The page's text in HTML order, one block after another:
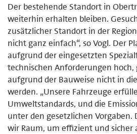
Der bestehende Standort in
weiterhin erhalten bleiben.
zusätzlicher Standort in der
nicht ganz einfach“, so Vogl. Der
aufgrund der eingesetzten
technischen Anforderungen hoch,
aufgrund der Bauweise nicht in
werden. „Unsere Fahrzeuge
Umweltstandards, und die
unter den gesetzlichen Vorgaben.
wir Raum, um effizient und sicher